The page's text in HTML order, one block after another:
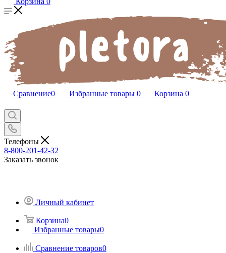
Сравнение0 Избранные товары 0 Корзина 0
Телефоны
8-800-201-42-32
Заказать звонок
Личный кабинет
Корзина0
Избранные товары0
Сравнение товаров0